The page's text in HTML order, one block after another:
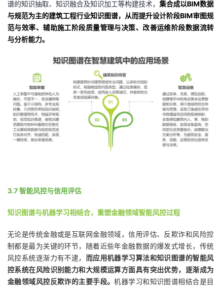
谱的知识抽取、知识融合及知识加工等构建技术， 集合成以BIM数据
与规范为主的建筑工程行业知识图谱，从而提升设计阶段BIM审图规
范与效率、辅助施工阶段质量管理与决策、改善运维阶段数据流转
与分析能力。
3.7 智能风控与信用评估
知识图谱与机器学习相结合，重塑金融领域智能风控过程
无论是传统金融或是互联网金融领域，信用评估、反欺诈和风险控
制都是最为关键的环节， 随着近些年金融数据的爆发式增长，传统
风控系统逐渐力有不逮， 而应用机器学习算法和知识图谱的智能风
控系统在风险识别能力和大规模运算方面具有突出优势，逐渐成为
金融领域风控反欺诈的主要手段。机器学习和知识图谱相结合是目